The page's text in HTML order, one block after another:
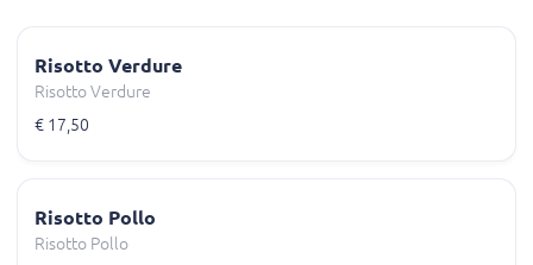
Risotto Verdure
Risotto Verdure
€ 17,50
Risotto Pollo
Risotto Pollo